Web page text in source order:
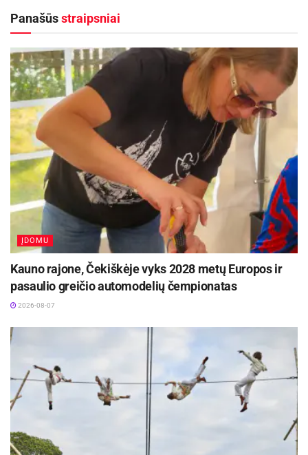
Paprastai būdavo šienaujama iš ryto, kol rasa dar
nenudžiūvusi. Todėl šventėje varžytis buvo
nelengva, nes diena pasitaikė karšta, o ir žolė
vakarop ne taip lengvai pasiduoda.
Varžybose netrūko azarto, bet reikėjo ne tik greitį
parodyti, o ir pradalges suguldyti kuo lygiau, nes
kokybę vertino šienavimo ekspertas Petras
Kamarauskas iš Taujūnų. Už prastai nušienautą
pradalgę dalyviams buvo pridedama baudos
sekundžių.
naujienos
Kviečiama dalyvauti visoje Lietuvoje
vykstančiame konkurse „Tvari Lietuva“
„Kėdainiai abipus Nevėžio“!
Vyrų komandos laimėtojai:
1 vieta – Arūnas Panavas
Panašūsstraipsniai
ĮDOMU
Kauno rajone, Čekiškėje vyks 2028 metų Europos ir
pasaulio greičio automodelių čempionatas
2026-08-07